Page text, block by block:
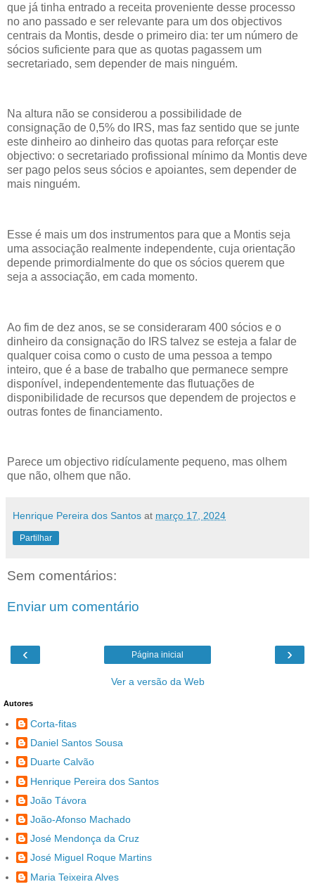
que já tinha entrado a receita proveniente desse processo
no ano passado e ser relevante para um dos objectivos
centrais da Montis, desde o primeiro dia: ter um número de
sócios suficiente para que as quotas pagassem um
secretariado, sem depender de mais ninguém.
Na altura não se considerou a possibilidade de
consignação de 0,5% do IRS, mas faz sentido que se junte
este dinheiro ao dinheiro das quotas para reforçar este
objectivo: o secretariado profissional mínimo da Montis deve
ser pago pelos seus sócios e apoiantes, sem depender de
mais ninguém.
Esse é mais um dos instrumentos para que a Montis seja
uma associação realmente independente, cuja orientação
depende primordialmente do que os sócios querem que
seja a associação, em cada momento.
Ao fim de dez anos, se se consideraram 400 sócios e o
dinheiro da consignação do IRS talvez se esteja a falar de
qualquer coisa como o custo de uma pessoa a tempo
inteiro, que é a base de trabalho que permanece sempre
disponível, independentemente das flutuações de
disponibilidade de recursos que dependem de projectos e
outras fontes de financiamento.
Parece um objectivo ridículamente pequeno, mas olhem
que não, olhem que não.
Henrique Pereira dos Santos at março 17, 2024
Partilhar
Sem comentários:
Enviar um comentário
‹ ›
Página inicial
Ver a versão da Web
Autores
Corta-fitas
Daniel Santos Sousa
Duarte Calvão
Henrique Pereira dos Santos
João Távora
João-Afonso Machado
José Mendonça da Cruz
José Miguel Roque Martins
Maria Teixeira Alves